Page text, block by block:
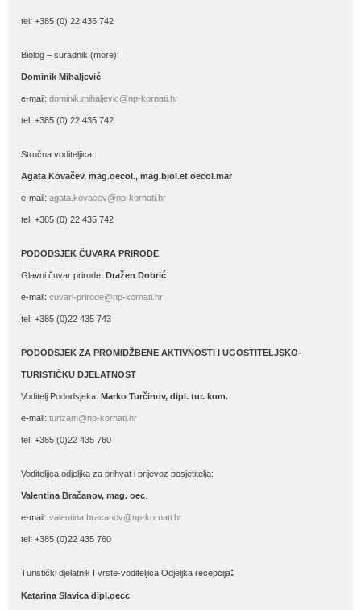
tel: +385 (0) 22 435 742
Biolog – suradnik (more):
Dominik Mihaljević
e-mail: dominik.mihaljevic@np-kornati.hr
tel: +385 (0) 22 435 742
Stručna voditeljica:
Agata Kovačev, mag.oecol., mag.biol.et oecol.mar
e-mail: agata.kovacev@np-kornati.hr
tel: +385 (0) 22 435 742
PODODSJEK ČUVARA PRIRODE
Glavni čuvar prirode: Dražen Dobrić
e-mail: cuvari-prirode@np-kornati.hr
tel: +385 (0)22 435 743
PODODSJEK ZA PROMIDŽBENE AKTIVNOSTI I UGOSTITELJSKO-
TURISTIČKU DJELATNOST
Voditelj Pododsjeka: Marko Turčinov, dipl. tur. kom.
e-mail: turizam@np-kornati.hr
tel: +385 (0)22 435 760
Voditeljica odjeljka za prihvat i prijevoz posjetitelja:
Valentina Bračanov, mag. oec.
e-mail: valentina.bracanov@np-kornati.hr
tel: +385 (0)22 435 760
Turistički djelatnik I vrste-voditeljica Odjeljka recepcija:
Katarina Slavica dipl.oecc